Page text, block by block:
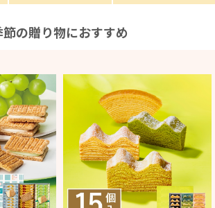
節の贈り物におすすめ